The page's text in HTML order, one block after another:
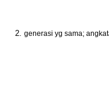
generasi yg sama;